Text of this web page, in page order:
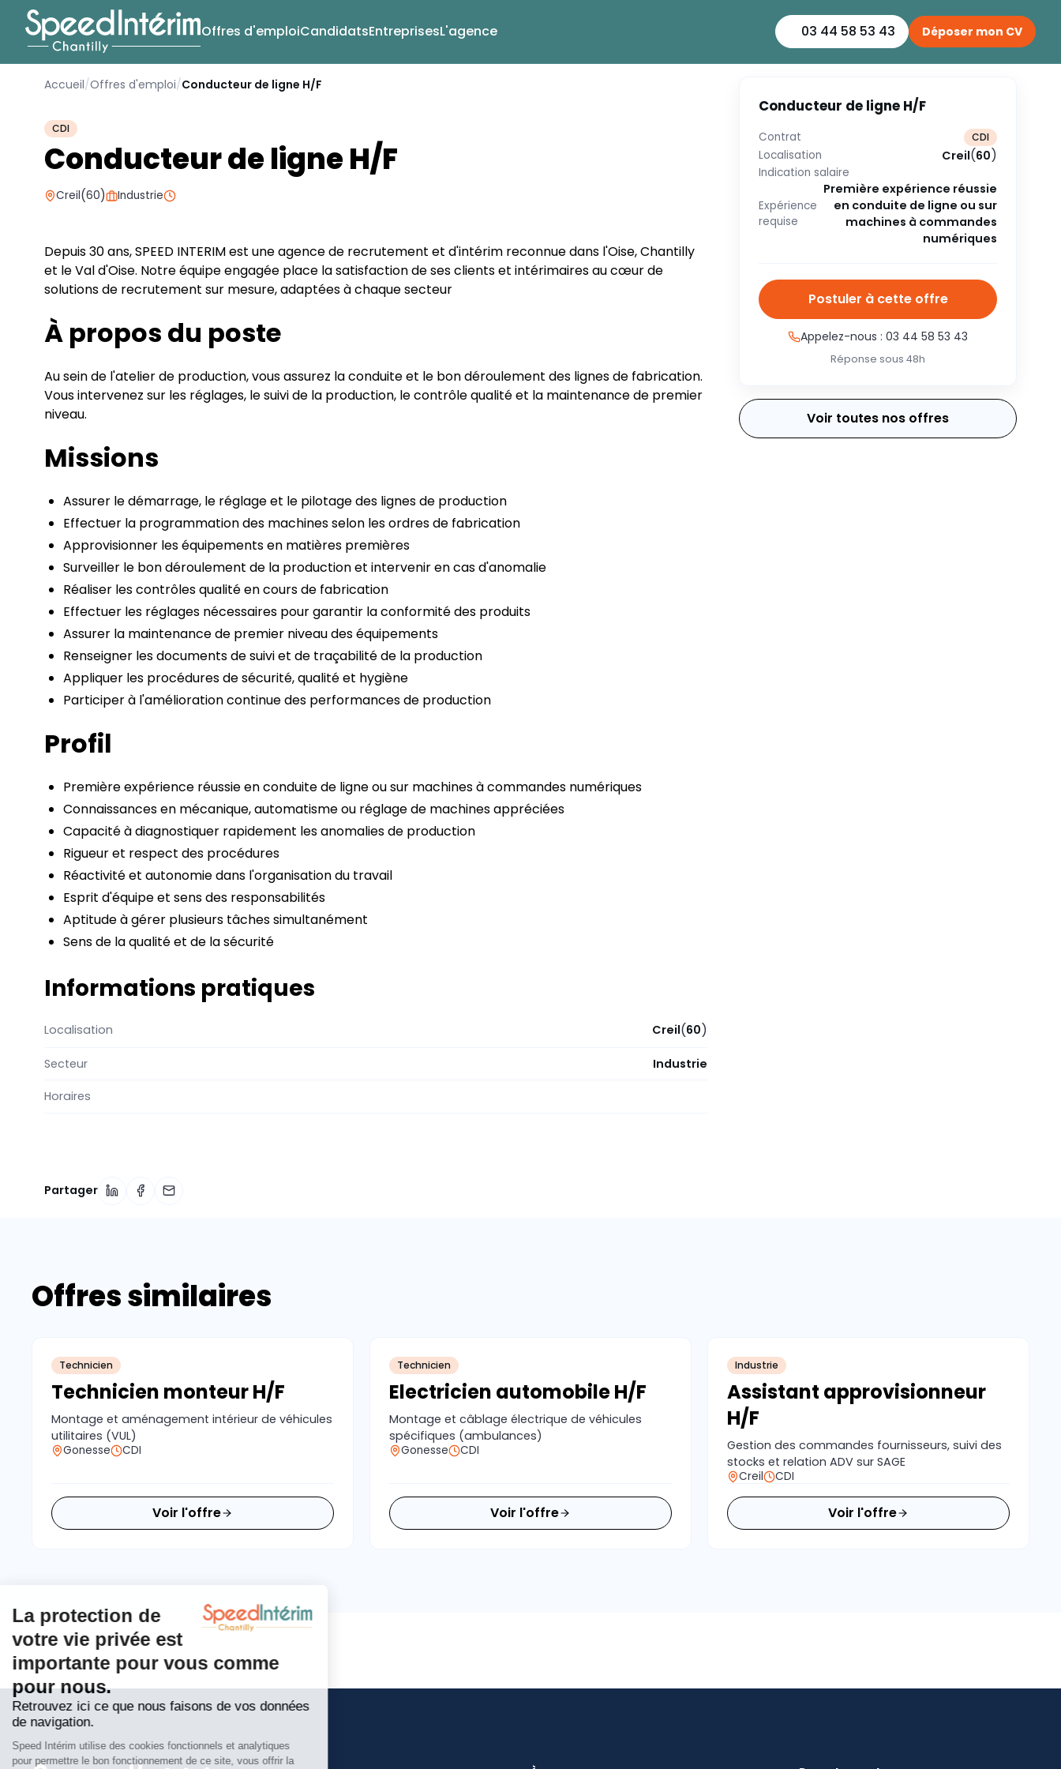
Offres d'emploiCandidatsEntreprisesL'agence 03 44 58 53 43 Déposer mon CV
Accueil/Offres d'emploi/Conducteur de ligne H/F
CDI
Conducteur de ligne H/F
Creil(60) Industrie
Depuis 30 ans, SPEED INTERIM est une agence de recrutement et d'intérim reconnue dans l'Oise, Chantilly
et le Val d'Oise. Notre équipe engagée place la satisfaction de ses clients et intérimaires au cœur de
solutions de recrutement sur mesure, adaptées à chaque secteur
À propos du poste
Au sein de l'atelier de production, vous assurez la conduite et le bon déroulement des lignes de fabrication.
Vous intervenez sur les réglages, le suivi de la production, le contrôle qualité et la maintenance de premier
niveau.
Missions
Assurer le démarrage, le réglage et le pilotage des lignes de production
Effectuer la programmation des machines selon les ordres de fabrication
Approvisionner les équipements en matières premières
Surveiller le bon déroulement de la production et intervenir en cas d'anomalie
Réaliser les contrôles qualité en cours de fabrication
Effectuer les réglages nécessaires pour garantir la conformité des produits
Assurer la maintenance de premier niveau des équipements
Renseigner les documents de suivi et de traçabilité de la production
Appliquer les procédures de sécurité, qualité et hygiène
Participer à l'amélioration continue des performances de production
Profil
Première expérience réussie en conduite de ligne ou sur machines à commandes numériques
Connaissances en mécanique, automatisme ou réglage de machines appréciées
Capacité à diagnostiquer rapidement les anomalies de production
Rigueur et respect des procédures
Réactivité et autonomie dans l'organisation du travail
Esprit d'équipe et sens des responsabilités
Aptitude à gérer plusieurs tâches simultanément
Sens de la qualité et de la sécurité
Informations pratiques
Localisation Creil(60)
Secteur Industrie
Horaires
Partager
Conducteur de ligne H/F
Contrat CDI
Localisation Creil(60)
Indication salaire
Expérience
requise
Première expérience réussie
en conduite de ligne ou sur
machines à commandes
numériques
Postuler à cette offre
Appelez-nous : 03 44 58 53 43
Réponse sous 48h
Voir toutes nos offres
Offres similaires
Technicien
Technicien monteur H/F
Montage et aménagement intérieur de véhicules
utilitaires (VUL)
Gonesse CDI
Voir l'offre
Technicien
Electricien automobile H/F
Montage et câblage électrique de véhicules
spécifiques (ambulances)
Gonesse CDI
Voir l'offre
Industrie
Assistant approvisionneur
H/F
Gestion des commandes fournisseurs, suivi des
stocks et relation ADV sur SAGE
Creil CDI
Voir l'offre